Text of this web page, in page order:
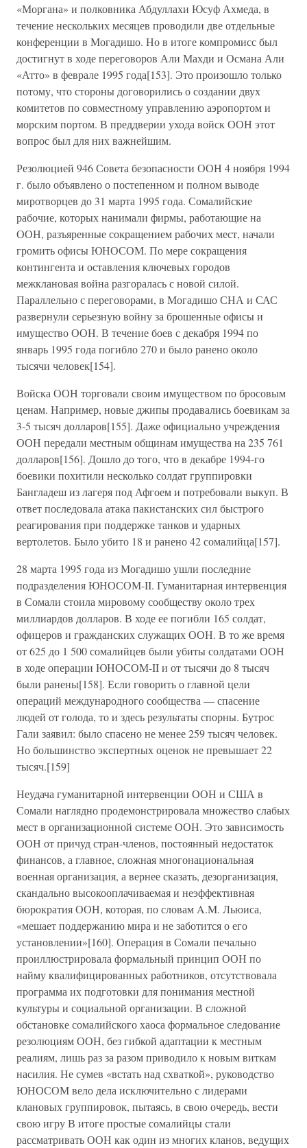
«Моргана» и полковника Абдуллахи Юсуф Ахмеда, в
течение нескольких месяцев проводили две отдельные
конференции в Могадишо. Но в итоге компромисс был
достигнут в ходе переговоров Али Махди и Османа Али
«Атто» в феврале 1995 года[153]. Это произошло только
потому, что стороны договорились о создании двух
комитетов по совместному управлению аэропортом и
морским портом. В преддверии ухода войск ООН этот
вопрос был для них важнейшим.
Резолюцией 946 Совета безопасности ООН 4 ноября 1994
г. было объявлено о постепенном и полном выводе
миротворцев до 31 марта 1995 года. Сомалийские
рабочие, которых нанимали фирмы, работающие на
ООН, разъяренные сокращением рабочих мест, начали
громить офисы ЮНОСОМ. По мере сокращения
контингента и оставления ключевых городов
межклановая война разгоралась с новой силой.
Параллельно с переговорами, в Могадишо СНА и САС
развернули серьезную войну за брошенные офисы и
имущество ООН. В течение боев с декабря 1994 по
январь 1995 года погибло 270 и было ранено около
тысячи человек[154].
Войска ООН торговали своим имуществом по бросовым
ценам. Например, новые джипы продавались боевикам за
3-5 тысяч долларов[155]. Даже официально учреждения
ООН передали местным общинам имущества на 235 761
долларов[156]. Дошло до того, что в декабре 1994-го
боевики похитили несколько солдат группировки
Бангладеш из лагеря под Афгоем и потребовали выкуп. В
ответ последовала атака пакистанских сил быстрого
реагирования при поддержке танков и ударных
вертолетов. Было убито 18 и ранено 42 сомалийца[157].
28 марта 1995 года из Могадишо ушли последние
подразделения ЮНОСОМ-II. Гуманитарная интервенция
в Сомали стоила мировому сообществу около трех
миллиардов долларов. В ходе ее погибли 165 солдат,
офицеров и гражданских служащих ООН. В то же время
от 625 до 1 500 сомалийцев были убиты солдатами ООН
в ходе операции ЮНОСОМ-II и от тысячи до 8 тысяч
были ранены[158]. Если говорить о главной цели
операций международного сообщества — спасение
людей от голода, то и здесь результаты спорны. Бутрос
Гали заявил: было спасено не менее 259 тысяч человек.
Но большинство экспертных оценок не превышает 22
тысяч.[159]
Неудача гуманитарной интервенции ООН и США в
Сомали наглядно продемонстрировала множество слабых
мест в организационной системе ООН. Это зависимость
ООН от причуд стран-членов, постоянный недостаток
финансов, а главное, сложная многонациональная
военная организация, а вернее сказать, дезорганизация,
скандально высокооплачиваемая и неэффективная
бюрократия ООН, которая, по словам A.M. Льюиса,
«мешает поддержанию мира и не заботится о его
установлении»[160]. Операция в Сомали печально
проиллюстрировала формальный принцип ООН по
найму квалифицированных работников, отсутствовала
программа их подготовки для понимания местной
культуры и социальной организации. В сложной
обстановке сомалийского хаоса формальное следование
резолюциям ООН, без гибкой адаптации к местным
реалиям, лишь раз за разом приводило к новым виткам
насилия. Не сумев «встать над схваткой», руководство
ЮНОСОМ вело дела исключительно с лидерами
клановых группировок, пытаясь, в свою очередь, вести
свою игру В итоге простые сомалийцы стали
рассматривать ООН как один из многих кланов, ведущих